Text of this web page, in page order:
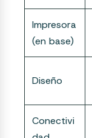
Impresora
(en base)
Diseño
Conectivi